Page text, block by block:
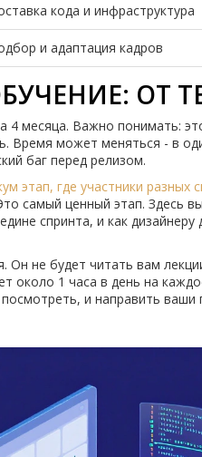
кода и инфраструктура
и адаптация кадров
ОТ
4 месяца. Важно понимать:
Время может меняться - в
баг перед релизом.
этап, где участники разных
самый ценный этап. Здесь
спринта, и как
Он не будет читать вам
около 1 часа в день на
и направить